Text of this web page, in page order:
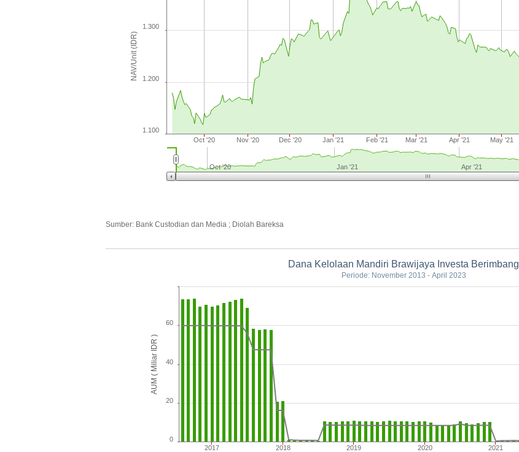
NAV/Unit (IDR)
Oct '20 Nov '20 Dec '20 Jan '21 Feb '21 Mar '21 Apr '21 May '21
1.100
1.200
1.300
Oct '20 Jan '21 Apr '21
Sumber: Bank Custodian dan Media ; Diolah Bareksa
AUM ( Miliar IDR )
Dana Kelolaan Mandiri Brawijaya Investa Berimbang
Periode: November 2013 - April 2023
2017 2018 2019 2020 2021
0
20
40
60